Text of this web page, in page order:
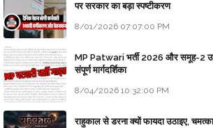
पर सरकार का बड़ा स्पष्टीकरण
8/01/2026 07:07:00 PM
MP Patwari भर्ती 2026 और समूह-2
संपूर्ण मार्गदर्शिका
8/04/2026 10:32:00 PM
राहुकाल से डरना क्यों फायदा उठाइए,